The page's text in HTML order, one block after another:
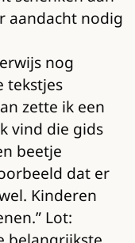
aandacht nodig
nog
tekstjes
zette ik een
vind die gids
beetje
dat er
Kinderen
Lot: